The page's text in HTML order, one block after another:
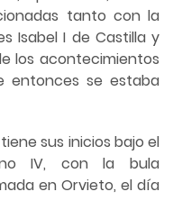
tanto con la
Isabel I de Castilla y
los acontecimientos
entonces se estaba
sus inicios bajo el
IV, con la bula
en Orvieto, el día